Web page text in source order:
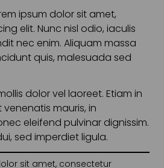
ipsum dolor sit amet,
elit. Nunc nisl odio, iaculis
nec enim. Aliquam massa
quis, malesuada sed
dolor vel laoreet. Etiam in
venenatis mauris, in
eleifend pulvinar dignissim.
sed imperdiet ligula.
sit amet, consectetur